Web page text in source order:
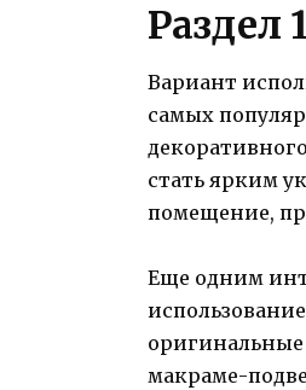
Раздел
Вариант
самых
стать ярким
помещение,
Еще одним
оригинальные
макраме-